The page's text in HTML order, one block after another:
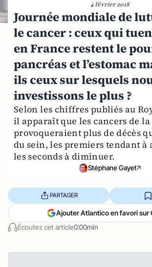
4 février 2018
Journée mondiale de
le cancer : ceux qui
en France restent le
pancréas et l’estomac
ils ceux sur lesquels
investissons le plus ?
Selon les chiffres publiés au
il apparaît que les cancers de
provoqueraient plus de décès
du sein, les premiers tendant à
les seconds à diminuer.
Stéphane Gayet
Écoutez cet article0:00min
PARTAGER
Ajouter Atlantico en favori sur